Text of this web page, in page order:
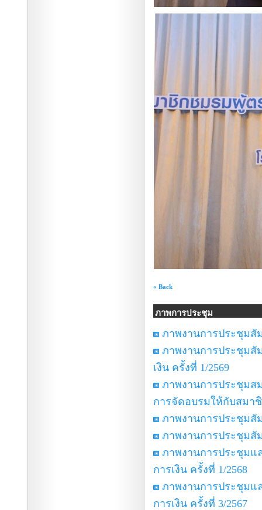
« Back
ภาพการประชุม
ภาพงานการประชุมสัม
ภาพงานการประชุม
เงิน ครั้งที่ 1/2569
ภาพงานการประชุมส
การจัดอบรมให้กับสมา
ภาพงานการประชุมสั
ภาพงานการประชุมสัม
ภาพงานการประชุม
การเงิน ครั้งที่ 1/2568
ภาพงานการประชุม
การเงิน ครั้งที่ 3/2567